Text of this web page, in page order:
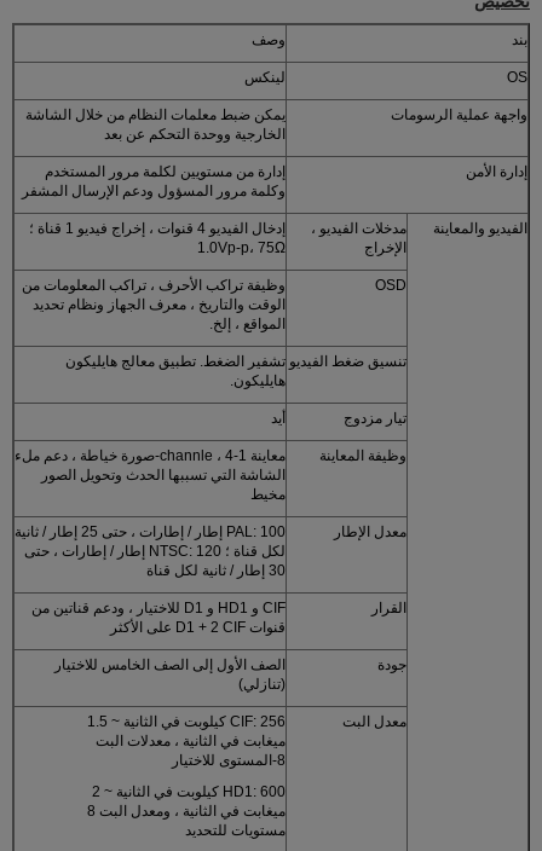
بند وصف
OS لينكس
واجهة عملية الرسومات
يمكن ضبط معلمات النظام من خلال الشاشة
الخارجية ووحدة التحكم عن بعد
إدارة الأمن
إدارة من مستويين لكلمة مرور المستخدم
وكلمة مرور المسؤول ودعم الإرسال المشفر
الفيديو والمعاينة
مدخلات الفيديو ،
الإخراج
إدخال الفيديو 4 قنوات ، إخراج فيديو 1 قناة ؛
1.0Vp-p، 75Ω
OSD
وظيفة تراكب الأحرف ، تراكب المعلومات من
الوقت والتاريخ ، معرف الجهاز ونظام تحديد
المواقع ، إلخ.
تنسيق ضغط الفيديو تشفير الضغط. تطبيق معالج هايليكون
هايليكون.
تيار مزدوج أيد
وظيفة المعاينة
معاينة 1-channle ، 4-صورة خياطة ، دعم ملء
الشاشة التي تسببها الحدث وتحويل الصور
مخيط
معدل الإطار
PAL: 100 إطار / إطارات ، حتى 25 إطار / ثانية
لكل قناة ؛ NTSC: 120 إطار / إطارات ، حتى
30 إطار / ثانية لكل قناة
القرار
CIF و HD1 و D1 للاختيار ، ودعم قناتين من
قنوات D1 + 2 CIF على الأكثر
جودة
الصف الأول إلى الصف الخامس للاختيار
(تنازلي)
معدل البت
CIF: 256 كيلوبت في الثانية ~ 1.5
ميغابت في الثانية ، معدلات البت
8-المستوى للاختيار
HD1: 600 كيلوبت في الثانية ~ 2
ميغابت في الثانية ، ومعدل البت 8
مستويات للتحديد